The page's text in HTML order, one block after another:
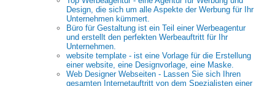
Design, die sich um alle Aspekte der Werbung für Ihr
Unternehmen kümmert.
Büro für Gestaltung ist ein Teil einer Werbeagentur
und erstellt den perfekten Werbeauftritt für Ihr
Unternehmen.
website template - ist eine Vorlage für die Erstellung
einer website, eine Designvorlage, eine Maske.
Web Designer Webseiten - Lassen Sie sich Ihren
gesamten Internetauftritt von dem Spezialisten einer